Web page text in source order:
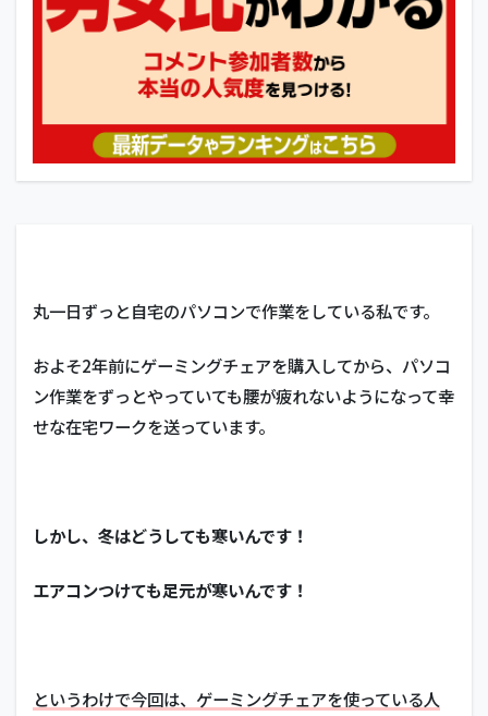
丸一日ずっと自宅のパソコンで作業をしている私です。
およそ2年前にゲーミングチェアを購入してから、パソコ
ン作業をずっとやっていても腰が疲れないようになって幸
せな在宅ワークを送っています。
しかし、冬はどうしても寒いんです！
エアコンつけても足元が寒いんです！
というわけで今回は、ゲーミングチェアを使っている人